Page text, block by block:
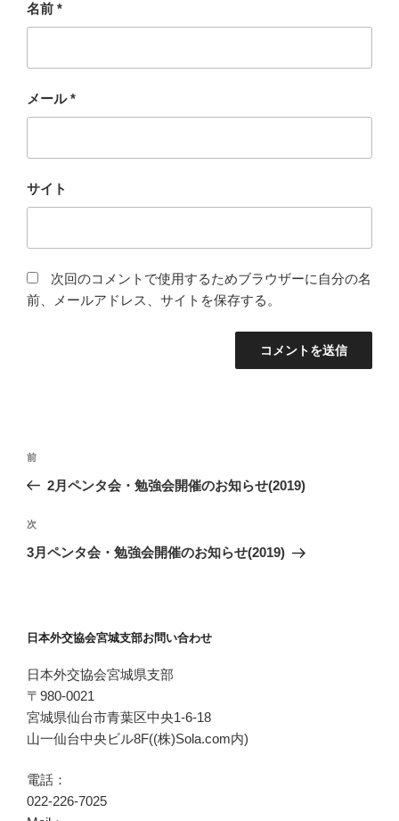
名前 *
メール*
サイト
次回のコメントで使用するためブラウザーに自分の名
前、メールアドレス、サイトを保存する。
投
ビ
ゲ
ン
過
去
投
稿
前
2月ペンタ会・勉強会開催のお知らせ(2019)
次
の
次
3月ペンタ会・勉強会開催のお知らせ(2019)
日本外交協会宮城支部お問い合わせ
日本外交協会宮城県支部
〒980-0021
宮城県仙台市青葉区中央1-6-18
山一仙台中央ビル8F((株)Sola.com内)
電話：
022-226-7025